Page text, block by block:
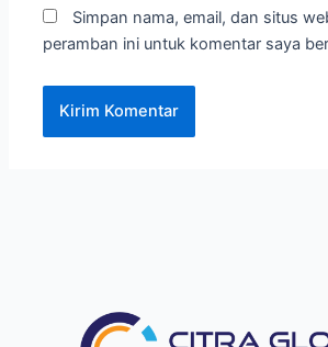
Simpan nama, email, dan situs
peramban ini untuk komentar saya